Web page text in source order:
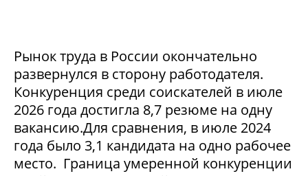
Рынок труда в России окончательно
развернулся в сторону работодателя.
Конкуренция среди соискателей в июле
2026 года достигла 8,7 резюме на одну
вакансию.Для сравнения, в июле 2024
года было 3,1 кандидата на одно рабочее
место. Граница умеренной конкуренции